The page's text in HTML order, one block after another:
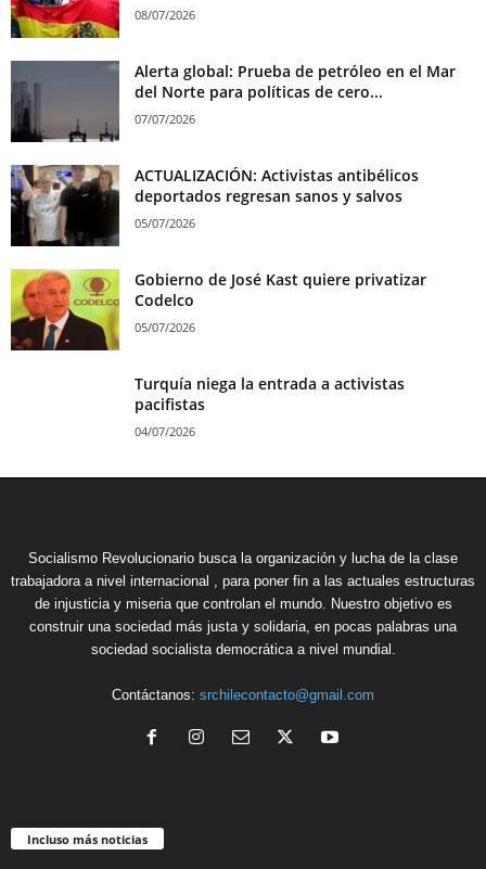
08/07/2026
Alerta global: Prueba de petróleo en el Mar
del Norte para políticas de cero...
07/07/2026
ACTUALIZACIÓN: Activistas antibélicos
deportados regresan sanos y salvos
05/07/2026
Gobierno de José Kast quiere privatizar
Codelco
05/07/2026
Turquía niega la entrada a activistas
pacifistas
04/07/2026
Socialismo Revolucionario busca la organización y lucha de la clase
trabajadora a nivel internacional , para poner fin a las actuales estructuras
de injusticia y miseria que controlan el mundo. Nuestro objetivo es
construir una sociedad más justa y solidaria, en pocas palabras una
sociedad socialista democrática a nivel mundial.
Contáctanos: srchilecontacto@gmail.com
Incluso más noticias